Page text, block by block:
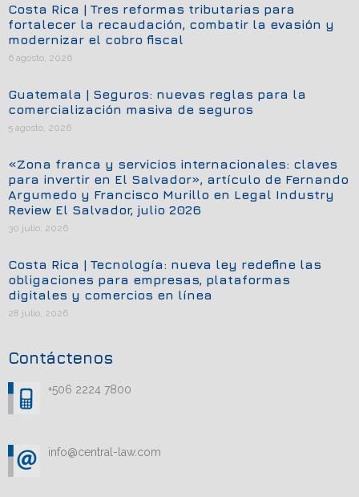
Costa Rica | Tres reformas tributarias para
fortalecer la recaudación, combatir la evasión y
modernizar el cobro fiscal
6 agosto, 2026
Guatemala | Seguros: nuevas reglas para la
comercialización masiva de seguros
5 agosto, 2026
«Zona franca y servicios internacionales: claves
para invertir en El Salvador», artículo de Fernando
Argumedo y Francisco Murillo en Legal Industry
Review El Salvador, julio 2026
30 julio, 2026
Costa Rica | Tecnología: nueva ley redefine las
obligaciones para empresas, plataformas
digitales y comercios en línea
28 julio, 2026
Contáctenos
+506 2224 7800
info@central-law.com